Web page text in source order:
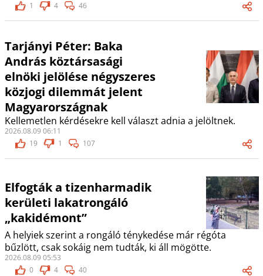
1
4 46
Tarjányi Péter: Baka
András köztársasági
elnöki jelölése négyszeres
közjogi dilemmát jelent
Magyarországnak
Kellemetlen kérdésekre kell választ adnia a jelöltnek.
2026.08.09 06:11
19
1 107
Elfogták a tizenharmadik
kerületi lakatrongáló
„kakidémont”
A helyiek szerint a rongáló ténykedése már régóta
bűzlött, csak sokáig nem tudták, ki áll mögötte.
2026.08.09 05:53
0
4 40